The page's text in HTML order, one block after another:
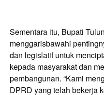
Sementara itu, Bupati
menggarisbawahi
dan legislatif untuk
kepada masyarakat dan
pembangunan. “Kami
DPRD yang telah bekerja